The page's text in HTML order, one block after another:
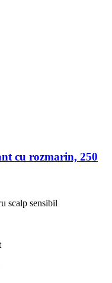
cu rozmarin, 250
scalp sensibil